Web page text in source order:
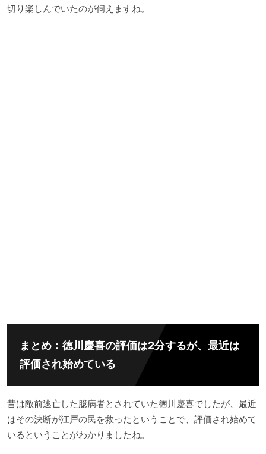
切り楽しんでいたのが伺えますね。
まとめ：徳川慶喜の評価は2分するが、最近は
評価され始めている
昔は敵前逃亡した臆病者とされていた徳川慶喜でしたが、最近
はその決断が江戸の民を救ったということで、評価され始めて
いるということがわかりましたね。